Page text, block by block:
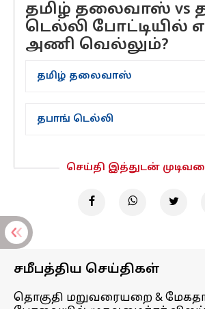
தமிழ் தலைவாஸ் vs
டெல்லி போட்டியில்
அணி வெல்லும்?
தமிழ் தலைவாஸ்
தபாங் டெல்லி
செய்தி இத்துடன்
சமீபத்திய செய்திகள்
தொகுதி மறுவரையறை &